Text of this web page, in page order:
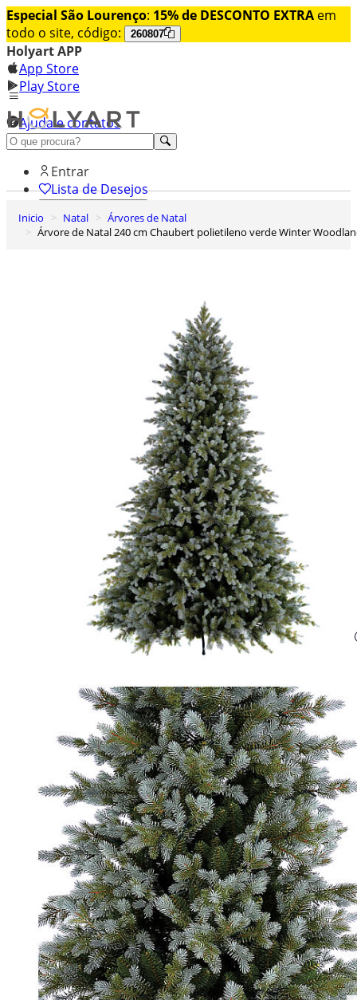
Especial São Lourenço: 15% de DESCONTO EXTRA em
todo o site, código:
260807
Holyart APP
App Store
Play Store
Ajuda e contatos
Conheça premium
Entrar
Lista de Desejos
Carrinho de Compras
Inicio Natal
Árvores de Natal
Árvore de Natal 240 cm Chaubert polietileno verde Winter